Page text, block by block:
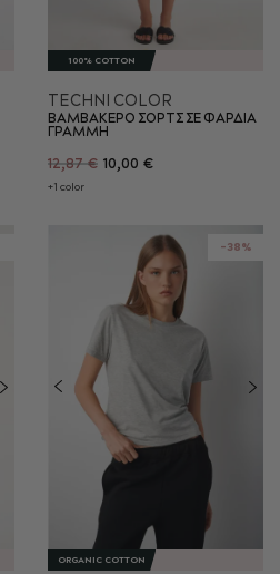
100% COTTON
TECHNI COLOR
ΒΑΜΒΑΚΕΡO ΣΟΡΤΣ ΣΕ ΦΑΡΔΙΑ
ΓΡΑΜΜΗ
12,87 € 10,00 €
+1 color
-38%
ORGANIC COTTON